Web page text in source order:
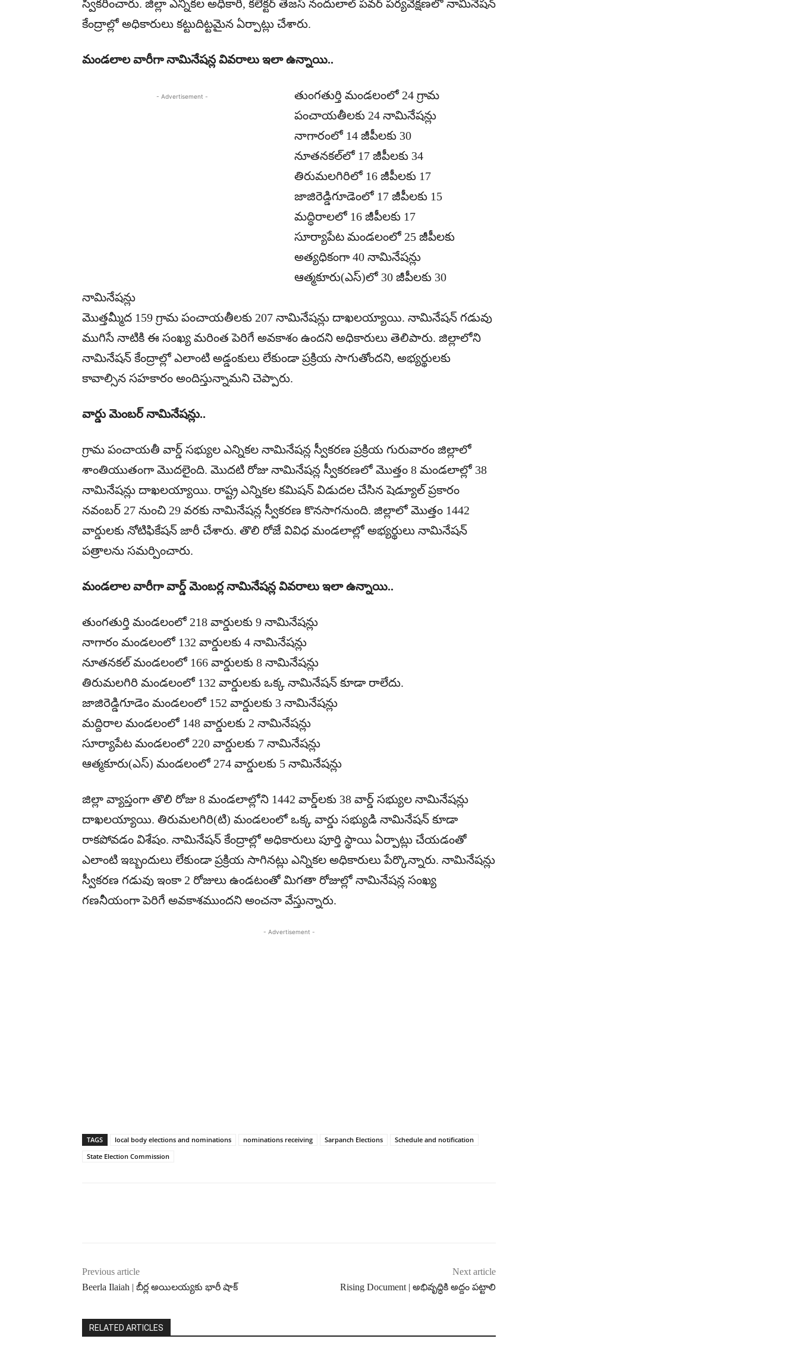
స్వీకరించారు. జిల్లా ఎన్నికల అధికారి, కలెక్టర్ తేజస్ నందులాల్ పవర్ పర్యవేక్షణలో నామినేషన్
కేంద్రాల్లో అధికారులు కట్టుదిట్టమైన ఏర్పాట్లు చేశారు.
మండలాల వారీగా నామినేషన్ల వివరాలు ఇలా ఉన్నాయి..
- Advertisement -
తుంగతుర్తి మండలంలో 24 గ్రామ
పంచాయతీలకు 24 నామినేషన్లు
నాగారంలో 14 జీపీలకు 30
నూతనకల్‌లో 17 జీపీలకు 34
తిరుమలగిరిలో 16 జీపీలకు 17
జాజిరెడ్డిగూడెంలో 17 జీపీలకు 15
మద్ధిరాలలో 16 జీపీలకు 17
సూర్యాపేట మండలంలో 25 జీపీలకు
అత్యధికంగా 40 నామినేషన్లు
ఆత్మకూరు(ఎస్)లో 30 జీపీలకు 30
నామినేషన్లు
మొత్తమ్మీద 159 గ్రామ పంచాయతీలకు 207 నామినేషన్లు దాఖలయ్యాయి. నామినేషన్ గడువు
ముగిసే నాటికి ఈ సంఖ్య మరింత పెరిగే అవకాశం ఉందని అధికారులు తెలిపారు. జిల్లాలోని
నామినేషన్ కేంద్రాల్లో ఎలాంటి అడ్డంకులు లేకుండా ప్రక్రియ సాగుతోందని, అభ్యర్థులకు
కావాల్సిన సహకారం అందిస్తున్నామని చెప్పారు.
వార్డు మెంబర్ నామినేషన్లు..
గ్రామ పంచాయతీ వార్డ్ సభ్యుల ఎన్నికల నామినేషన్ల స్వీకరణ ప్రక్రియ గురువారం జిల్లాలో
శాంతియుతంగా మొదలైంది. మొదటి రోజు నామినేషన్ల స్వీకరణలో మొత్తం 8 మండలాల్లో 38
నామినేషన్లు దాఖలయ్యాయి. రాష్ట్ర ఎన్నికల కమిషన్ విడుదల చేసిన షెడ్యూల్ ప్రకారం
నవంబర్ 27 నుంచి 29 వరకు నామినేషన్ల స్వీకరణ కొనసాగనుంది. జిల్లాలో మొత్తం 1442
వార్డులకు నోటిఫికేషన్ జారీ చేశారు. తొలి రోజే వివిధ మండలాల్లో అభ్యర్థులు నామినేషన్
పత్రాలను సమర్పించారు.
మండలాల వారీగా వార్డ్ మెంబర్ల నామినేషన్ల వివరాలు ఇలా ఉన్నాయి..
తుంగతుర్తి మండలంలో 218 వార్డులకు 9 నామినేషన్లు
నాగారం మండలంలో 132 వార్డులకు 4 నామినేషన్లు
నూతనకల్ మండలంలో 166 వార్డులకు 8 నామినేషన్లు
తిరుమలగిరి మండలంలో 132 వార్డులకు ఒక్క నామినేషన్ కూడా రాలేదు.
జాజిరెడ్డిగూడెం మండలంలో 152 వార్డులకు 3 నామినేషన్లు
మద్దిరాల మండలంలో 148 వార్డులకు 2 నామినేషన్లు
సూర్యాపేట మండలంలో 220 వార్డులకు 7 నామినేషన్లు
ఆత్మకూరు(ఎస్) మండలంలో 274 వార్డులకు 5 నామినేషన్లు
జిల్లా వ్యాప్తంగా తొలి రోజు 8 మండలాల్లోని 1442 వార్డ్‌లకు 38 వార్డ్ సభ్యుల నామినేషన్లు
దాఖలయ్యాయి. తిరుమలగిరి(టి) మండలంలో ఒక్క వార్డు సభ్యుడి నామినేషన్ కూడా
రాకపోవడం విశేషం. నామినేషన్ కేంద్రాల్లో అధికారులు పూర్తి స్థాయి ఏర్పాట్లు చేయడంతో
ఎలాంటి ఇబ్బందులు లేకుండా ప్రక్రియ సాగినట్లు ఎన్నికల అధికారులు పేర్కొన్నారు. నామినేషన్లు
స్వీకరణ గడువు ఇంకా 2 రోజులు ఉండటంతో మిగతా రోజుల్లో నామినేషన్ల సంఖ్య
గణనీయంగా పెరిగే అవకాశముందని అంచనా వేస్తున్నారు.
- Advertisement -
TAGS local body elections and nominations nominations receiving Sarpanch Elections
Schedule and notification
State Election Commission
Previous article
Beerla Ilaiah | బీర్ల అయిలయ్యకు భారీ షాక్
Next article
Rising Document | అభివృద్ధికి అద్దం పట్టాలి
RELATED ARTICLES